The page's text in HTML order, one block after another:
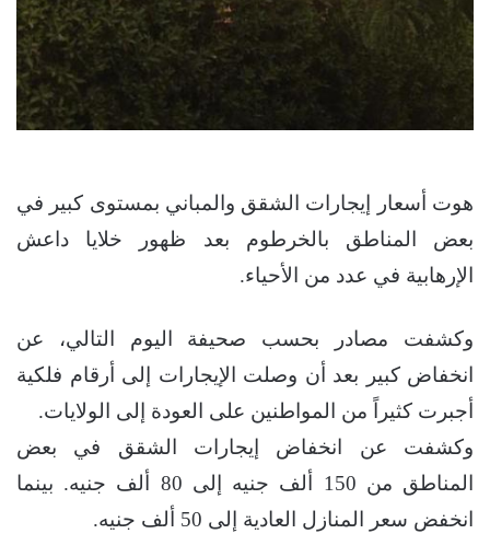
هوت أسعار إيجارات الشقق والمباني بمستوى كبير في
بعض المناطق بالخرطوم بعد ظهور خلايا داعش
الإرهابية في عدد من الأحياء.
وكشفت مصادر بحسب صحيفة اليوم التالي، عن
انخفاض كبير بعد أن وصلت الإيجارات إلى أرقام فلكية
أجبرت كثيراً من المواطنين على العودة إلى الولايات.
وكشفت عن انخفاض إيجارات الشقق في بعض
المناطق من 150 ألف جنيه إلى 80 ألف جنيه. بينما
انخفض سعر المنازل العادية إلى 50 ألف جنيه.